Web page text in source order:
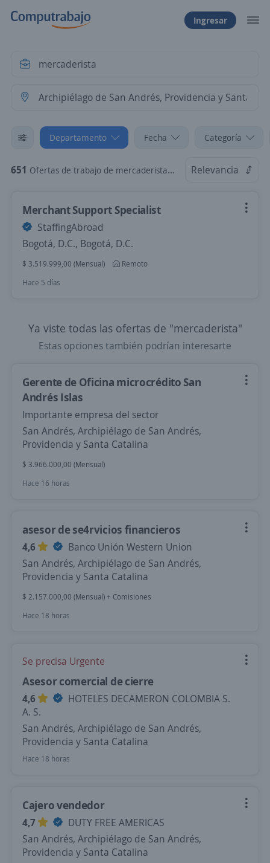
Ingresar
Departamento Fecha Categoría
651 Ofertas de trabajo de mercaderista en Archipiélago de San Andrés, Providencia y Santa Catalina Relevancia
Merchant Support Specialist
StaffingAbroad
Bogotá, D.C., Bogotá, D.C.
$ 3.519.999,00 (Mensual)
Remoto
Hace 5 días
Ya viste todas las ofertas de "mercaderista"
Estas opciones también podrían interesarte
Gerente de Oficina microcrédito San
Andrés Islas
Importante empresa del sector
San Andrés, Archipiélago de San Andrés,
Providencia y Santa Catalina
$ 3.966.000,00 (Mensual)
Hace 16 horas
asesor de se4rvicios financieros
4,6
Banco Unión Western Union
San Andrés, Archipiélago de San Andrés,
Providencia y Santa Catalina
$ 2.157.000,00 (Mensual) + Comisiones
Hace 18 horas
Se precisa Urgente
Asesor comercial de cierre
4,6
HOTELES DECAMERON COLOMBIA S.
A. S.
San Andrés, Archipiélago de San Andrés,
Providencia y Santa Catalina
Hace 18 horas
Cajero vendedor
4,7
DUTY FREE AMERICAS
San Andrés, Archipiélago de San Andrés,
Providencia y Santa Catalina